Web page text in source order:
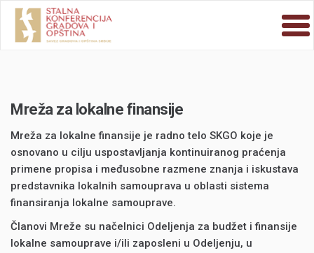
Mreža za lokalne finansije
Mreža za lokalne finansije je radno telo SKGO koje je
osnovano u cilju uspostavljanja kontinuiranog praćenja
primene propisa i međusobne razmene znanja i iskustava
predstavnika lokalnih samouprava u oblasti sistema
finansiranja lokalne samouprave.
Članovi Mreže su načelnici Odeljenja za budžet i finansije
lokalne samouprave i/ili zaposleni u Odeljenju, u